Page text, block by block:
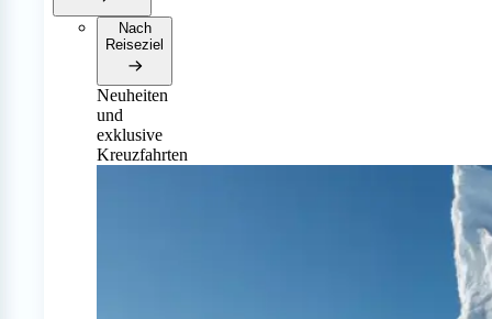
Nach
Reiseziel
Neuheiten
und
exklusive
Kreuzfahrten